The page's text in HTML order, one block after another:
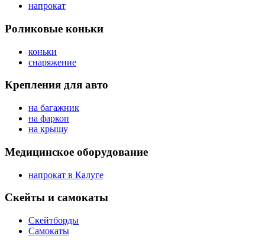
напрокат
Роликовые коньки
коньки
снаряжение
Крепления для авто
на багажник
на фаркоп
на крышу
Медицинское оборудование
напрокат в Калуге
Скейты и самокаты
Скейтборды
Самокаты